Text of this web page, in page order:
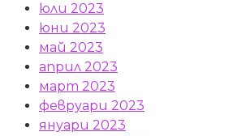
юли 2023
юни 2023
май 2023
април 2023
март 2023
февруари 2023
януари 2023